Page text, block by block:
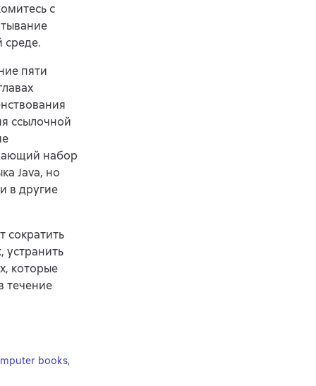
с
среде.
пяти
ссылочной
набор
Java, но
в другие
сократить
устранить
которые
течение
books,